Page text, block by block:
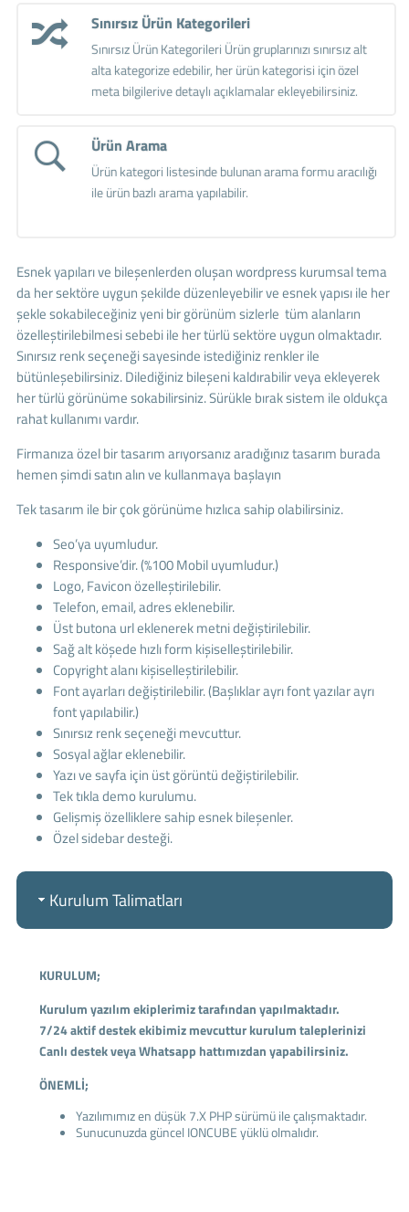
Sınırsız Ürün Kategorileri
Sınırsız Ürün Kategorileri Ürün gruplarınızı sınırsız alt
alta kategorize edebilir, her ürün kategorisi için özel
meta bilgilerive detaylı açıklamalar ekleyebilirsiniz.
Ürün Arama
Ürün kategori listesinde bulunan arama formu aracılığı
ile ürün bazlı arama yapılabilir.
Esnek yapıları ve bileşenlerden oluşan wordpress kurumsal tema
da her sektöre uygun şekilde düzenleyebilir ve esnek yapısı ile her
şekle sokabileceğiniz yeni bir görünüm sizlerle tüm alanların
özelleştirilebilmesi sebebi ile her türlü sektöre uygun olmaktadır.
Sınırsız renk seçeneği sayesinde istediğiniz renkler ile
bütünleşebilirsiniz. Dilediğiniz bileşeni kaldırabilir veya ekleyerek
her türlü görünüme sokabilirsiniz. Sürükle bırak sistem ile oldukça
rahat kullanımı vardır.
Firmanıza özel bir tasarım arıyorsanız aradığınız tasarım burada
hemen şimdi satın alın ve kullanmaya başlayın
Tek tasarım ile bir çok görünüme hızlıca sahip olabilirsiniz.
Seo’ya uyumludur.
Responsive’dir. (%100 Mobil uyumludur.)
Logo, Favicon özelleştirilebilir.
Telefon, email, adres eklenebilir.
Üst butona url eklenerek metni değiştirilebilir.
Sağ alt köşede hızlı form kişiselleştirilebilir.
Copyright alanı kişiselleştirilebilir.
Font ayarları değiştirilebilir. (Başlıklar ayrı font yazılar ayrı
font yapılabilir.)
Sınırsız renk seçeneği mevcuttur.
Sosyal ağlar eklenebilir.
Yazı ve sayfa için üst görüntü değiştirilebilir.
Tek tıkla demo kurulumu.
Gelişmiş özelliklere sahip esnek bileşenler.
Özel sidebar desteği.
Kurulum Talimatları
KURULUM;
Kurulum yazılım ekiplerimiz tarafından yapılmaktadır.
7/24 aktif destek ekibimiz mevcuttur kurulum taleplerinizi
Canlı destek veya Whatsapp hattımızdan yapabilirsiniz.
ÖNEMLİ;
Yazılımımız en düşük 7.X PHP sürümü ile çalışmaktadır.
Sunucunuzda güncel IONCUBE yüklü olmalıdır.